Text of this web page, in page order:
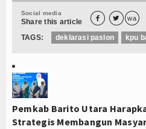
Social media
Share this article   wa
TAGS: deklarasi paslon kpu
Pemkab Barito Utara
Strategis Membangun